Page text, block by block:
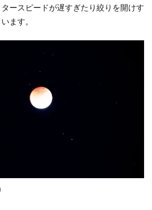
ースピードが遅すぎたり絞りを開けす
ます。